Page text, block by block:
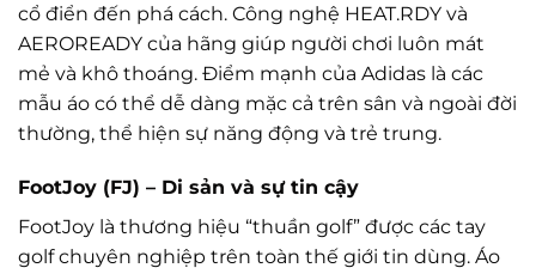
cổ điển đến phá cách. Công nghệ HEAT.RDY và
AEROREADY của hãng giúp người chơi luôn mát
mẻ và khô thoáng. Điểm mạnh của Adidas là các
mẫu áo có thể dễ dàng mặc cả trên sân và ngoài đời
thường, thể hiện sự năng động và trẻ trung.
FootJoy (FJ) – Di sản và sự tin cậy
FootJoy là thương hiệu “thuần golf” được các tay
golf chuyên nghiệp trên toàn thế giới tin dùng. Áo